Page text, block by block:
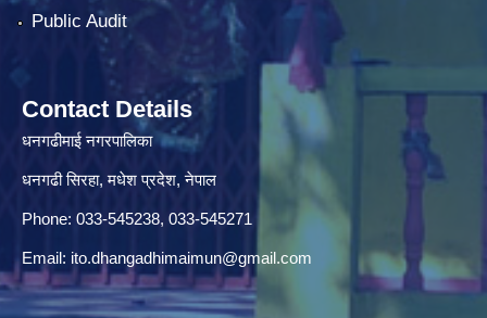
Public Audit
Contact Details
धनगढीमाई नगरपालिका
धनगढी सिरहा, मधेश प्रदेश, नेपाल
Phone: 033-545238, 033-545271
Email: ito.dhangadhimaimun@gmail.com